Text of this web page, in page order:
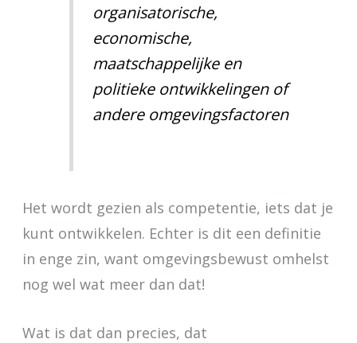
organisatorische,
economische,
maatschappelijke en
politieke ontwikkelingen of
andere omgevingsfactoren
Het wordt gezien als competentie, iets dat je
kunt ontwikkelen. Echter is dit een definitie
in enge zin, want omgevingsbewust omhelst
nog wel wat meer dan dat!
Wat is dat dan precies, dat